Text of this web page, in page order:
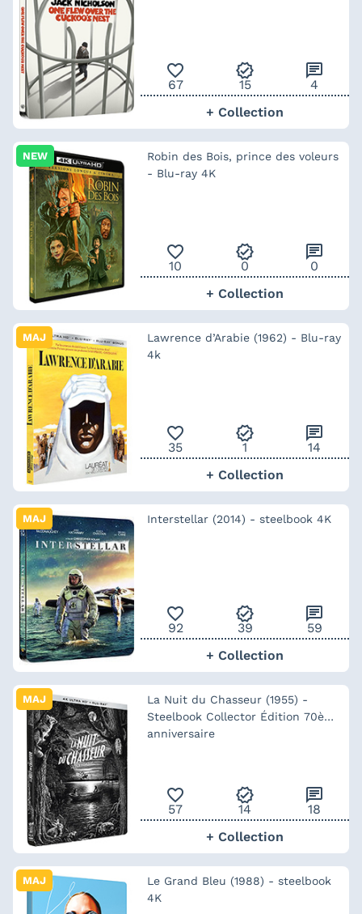
favorite_outline
67
verified
15
chat
4
+ Collection
NEW
Robin des Bois, prince des voleurs
- Blu-ray 4K
favorite_outline
10
verified
0
chat
0
+ Collection
MAJ
Lawrence d’Arabie (1962) - Blu-ray
4k
favorite_outline
35
verified
1
chat
14
+ Collection
MAJ Interstellar (2014) - steelbook 4K
favorite_outline
92
verified
39
chat
59
+ Collection
MAJ
La Nuit du Chasseur (1955) -
Steelbook Collector Édition 70ème
anniversaire
favorite_outline
57
verified
14
chat
18
+ Collection
MAJ
Le Grand Bleu (1988) - steelbook
4K